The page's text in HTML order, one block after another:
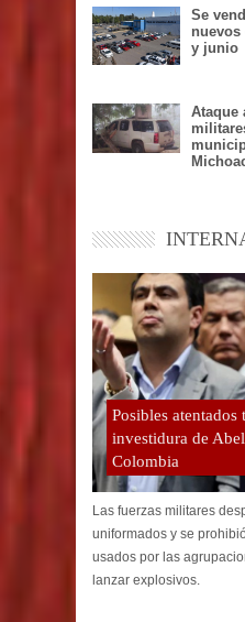
Se
nuevos
y junio
Ataque
Posibles atentados
investidura de
Colombia
Las fuerzas militares
uniformados y se
usados por las
lanzar explosivos.